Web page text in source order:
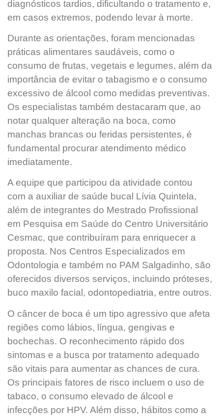
diagnósticos tardios, dificultando o tratamento e,
em casos extremos, podendo levar à morte.
Durante as orientações, foram mencionadas
práticas alimentares saudáveis, como o
consumo de frutas, vegetais e legumes, além da
importância de evitar o tabagismo e o consumo
excessivo de álcool como medidas preventivas.
Os especialistas também destacaram que, ao
notar qualquer alteração na boca, como
manchas brancas ou feridas persistentes, é
fundamental procurar atendimento médico
imediatamente.
A equipe que participou da atividade contou
com a auxiliar de saúde bucal Lívia Quintela,
além de integrantes do Mestrado Profissional
em Pesquisa em Saúde do Centro Universitário
Cesmac, que contribuíram para enriquecer a
proposta. Nos Centros Especializados em
Odontologia e também no PAM Salgadinho, são
oferecidos diversos serviços, incluindo próteses,
buco maxilo facial, odontopediatria, entre outros.
O câncer de boca é um tipo agressivo que afeta
regiões como lábios, língua, gengivas e
bochechas. O reconhecimento rápido dos
sintomas e a busca por tratamento adequado
são vitais para aumentar as chances de cura.
Os principais fatores de risco incluem o uso de
tabaco, o consumo elevado de álcool e
infecções por HPV. Além disso, hábitos como a